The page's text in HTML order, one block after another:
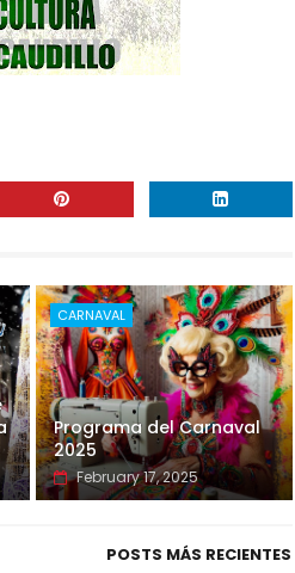
CARNAVAL
Programa del Carnaval
2025
February 17, 2025
POSTS MÁS RECIENTES